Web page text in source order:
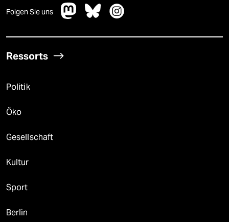
Folgen Sie uns
Ressorts
Politik
Öko
Gesellschaft
Kultur
Sport
Berlin